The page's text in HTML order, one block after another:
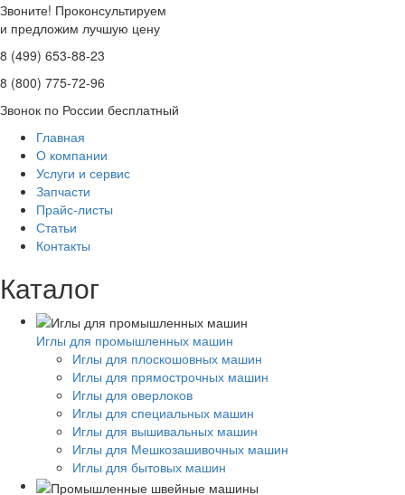
Звоните! Проконсультируем
и предложим лучшую цену
8 (499) 653-88-23
8 (800) 775-72-96
Звонок по России бесплатный
Главная
О компании
Услуги и сервис
Запчасти
Прайс-листы
Статьи
Контакты
Каталог
Иглы для промышленных машин
Иглы для плоскошовных машин
Иглы для прямострочных машин
Иглы для оверлоков
Иглы для специальных машин
Иглы для вышивальных машин
Иглы для Мешкозашивочных машин
Иглы для бытовых машин